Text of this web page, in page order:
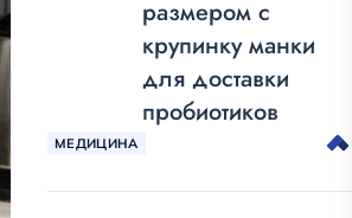
размером с
крупинку манки
для доставки
пробиотиков
МЕДИЦИНА